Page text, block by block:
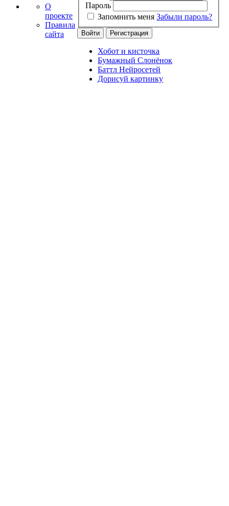
Пароль
Запомнить меня Забыли пароль?
Хобот и кисточка
Бумажный Слонёнок
Баттл Нейросетей
Дорисуй картинку
О
проекте
Правила
сайта